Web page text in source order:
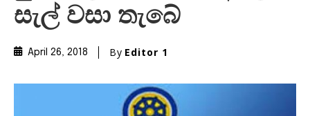
සැල් වසා තැබේ
April 26, 2018 By Editor 1